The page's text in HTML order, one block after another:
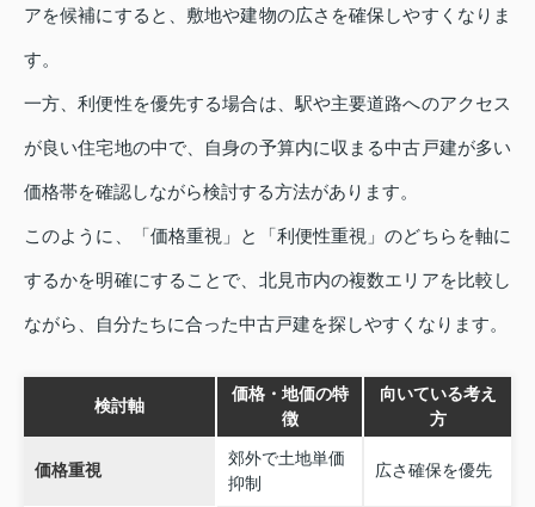
アを候補にすると、敷地や建物の広さを確保しやすくなりま
す。
一方、利便性を優先する場合は、駅や主要道路へのアクセス
が良い住宅地の中で、自身の予算内に収まる中古戸建が多い
価格帯を確認しながら検討する方法があります。
このように、「価格重視」と「利便性重視」のどちらを軸に
するかを明確にすることで、北見市内の複数エリアを比較し
ながら、自分たちに合った中古戸建を探しやすくなります。
検討軸
価格・地価の特
徴
向いている考え
方
価格重視
郊外で土地単価
抑制
広さ確保を優先